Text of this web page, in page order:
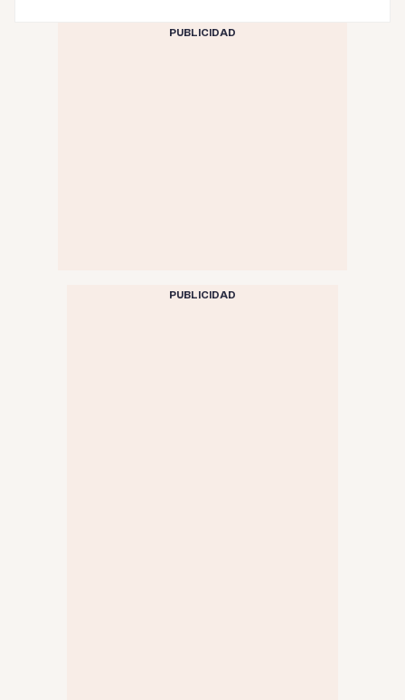
PUBLICIDAD
PUBLICIDAD